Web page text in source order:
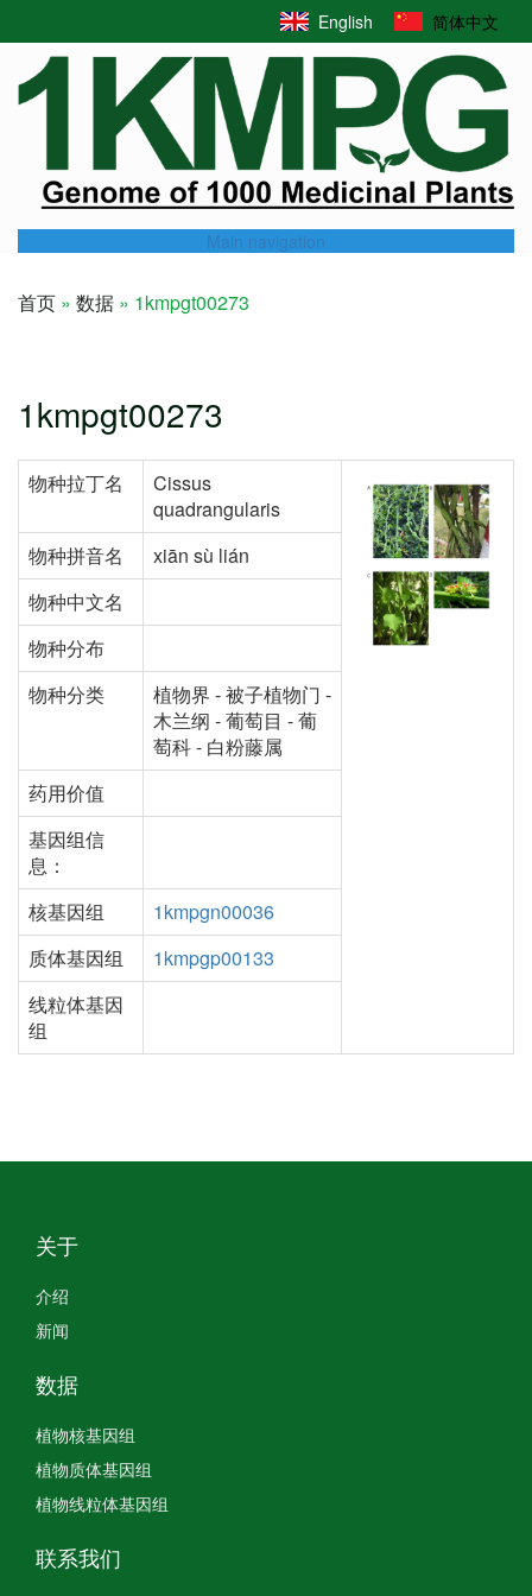
content
English 简体中文
Main navigation
首页 数据 1kmpgt00273
1kmpgt00273
物种拉丁名
Cissus
quadrangularis
物种拼音名
xiān sù lián
物种中文名
物种分布
物种分类
植物界 - 被子植物门 -
木兰纲 - 葡萄目 - 葡
萄科 - 白粉藤属
药用价值
基因组信
息：
核基因组
1kmpgn00036
质体基因组
1kmpgp00133
线粒体基因
组
关于
介绍
新闻
数据
植物核基因组
植物质体基因组
植物线粒体基因组
联系我们